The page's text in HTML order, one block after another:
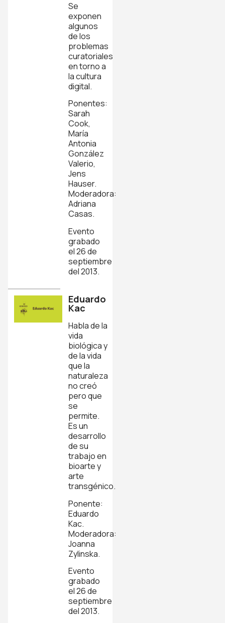
Se
exponen
algunos
de los
problemas
curatoriales
en torno a
la cultura
digital.
Ponentes:
Sarah
Cook,
María
Antonia
González
Valerio,
Jens
Hauser.
Moderadora:
Adriana
Casas.
Evento
grabado
el 26 de
septiembre
del 2013.
Eduardo
Kac
Habla de la
vida
biológica y
de la vida
que la
naturaleza
no creó
pero que
se
permite.
Es un
desarrollo
de su
trabajo en
bioarte y
arte
transgénico.
Ponente:
Eduardo
Kac.
Moderadora:
Joanna
Zylinska.
Evento
grabado
el 26 de
septiembre
del 2013.